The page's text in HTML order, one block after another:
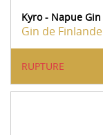
Kyro - Napue Gin
Gin de Finlande
RUPTURE